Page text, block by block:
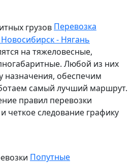
Перевозка
- Нягань
на тяжеловесные,
Любой из них
назначения, обеспечим
самый лучший маршрут.
правил перевозки
четкое следование графику
Попутные